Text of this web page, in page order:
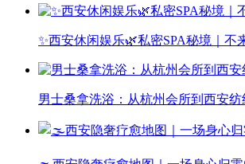
✨西安休闲娱乐🌿私密SPA秘境｜不
男士桑拿洗浴：从杭州会所到西安